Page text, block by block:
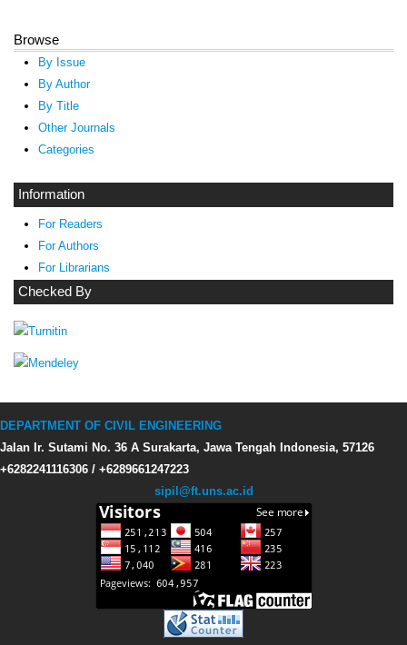
Browse
By Issue
By Author
By Title
Other Journals
Categories
Information
For Readers
For Authors
For Librarians
Checked By
DEPARTMENT OF CIVIL ENGINEERING
Jalan Ir. Sutami No. 36 A Surakarta, Jawa Tengah Indonesia, 57126
+6282241116306 / +6289661247223
sipil@ft.uns.ac.id